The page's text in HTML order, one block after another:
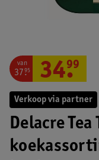
Verkoop via partner
Delacre
van
37.
95 34.
99